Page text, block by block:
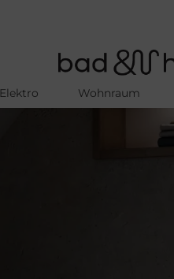
Elektro Wohnraum